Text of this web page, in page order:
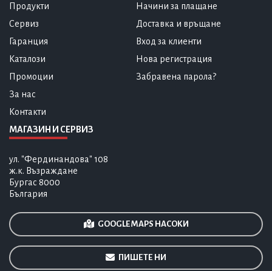
Продукти
Сервиз
Гаранция
Каталози
Промоции
За нас
Контакти
Начини за плащане
Доставка и връщане
Вход за клиенти
Нова регистрация
Забравена парола?
МАГАЗИН И СЕРВИЗ
ул. "Фердинандова" 108
ж.к. Възраждане
Бургас 8000
България
GOOGLE MAPS НАСОКИ
ПИШЕТЕ НИ